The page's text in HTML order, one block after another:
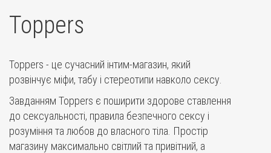
Toppers
Toppers - це сучасний інтим-магазин, який
розвінчує міфи, табу і стереотипи навколо сексу.
Завданням Toppers є поширити здорове ставлення
до сексуальності, правила безпечного сексу і
розуміння та любов до власного тіла. Простір
магазину максимально світлий та привітний, а